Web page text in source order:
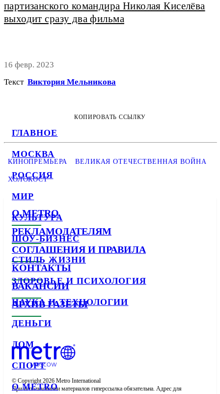
ГЛАВНОЕ
МОСКВА
РОССИЯ
МИР
КУЛЬТУРА
ШОУ-БИЗНЕС
СТИЛЬ ЖИЗНИ
ЗДОРОВЬЕ И ПСИХОЛОГИЯ
НАУКА И ТЕХНОЛОГИИ
ДЕНЬГИ
ДОМ
СПОРТ
О METRO
партизанского командира Николая Киселёва
выходит сразу два фильма
16 февр. 2023
Текст Виктория Мельникова
КОПИРОВАТЬ ССЫЛКУ
КИНОПРЕМЬЕРА ВЕЛИКАЯ ОТЕЧЕСТВЕННАЯ ВОЙНА
ХОЛОКОСТ
О METRO
РЕКЛАМОДАТЕЛЯМ
СОГЛАШЕНИЯ И ПРАВИЛА
КОНТАКТЫ
ВАКАНСИИ
АРХИВ ГАЗЕТЫ
© Copyright 2026 Metro International
При использовании материалов гиперссылка обязательна. Адрес для